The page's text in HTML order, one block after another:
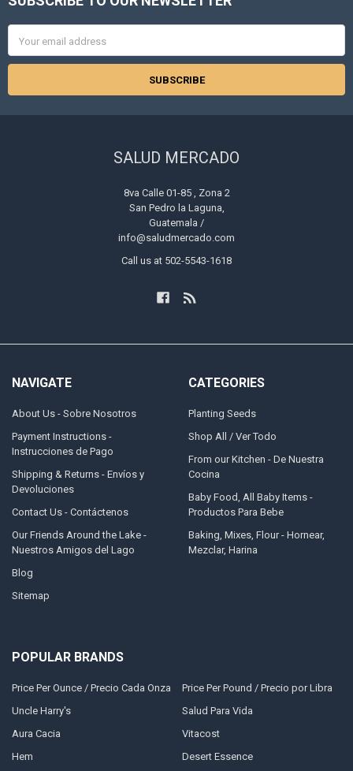
Footer
Address
SALUD MERCADO
8va Calle 01-85 , Zona 2
San Pedro la Laguna,
Guatemala /
info@saludmercado.com
Call us at 502-5543-1618
NAVIGATE
About Us - Sobre Nosotros
Payment Instructions -
Instrucciones de Pago
Shipping & Returns - Envíos y
Devoluciones
Contact Us - Contáctenos
Our Friends Around the Lake -
Nuestros Amigos del Lago
Blog
Sitemap
CATEGORIES
Planting Seeds
Shop All / Ver Todo
From our Kitchen - De Nuestra
Cocina
Baby Food, All Baby Items -
Productos Para Bebe
Baking, Mixes, Flour - Hornear,
Mezclar, Harina
POPULAR BRANDS
Price Per Ounce / Precio Cada Onza
Uncle Harry's
Aura Cacia
Hem
Price Per Pound / Precio por Libra
Salud Para Vida
Vitacost
Desert Essence